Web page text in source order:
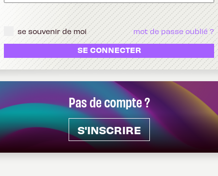
Pas de compte ?
S'INSCRIRE
se souvenir de moi mot de passe oublié ?
SE CONNECTER